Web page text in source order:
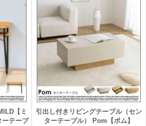
【ミ
ーテーブ
引出し付きリビングテーブル（セン
ターテーブル） Pom【ポム】